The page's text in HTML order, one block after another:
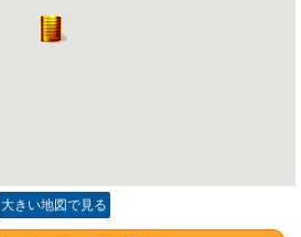
大きい地図で見る